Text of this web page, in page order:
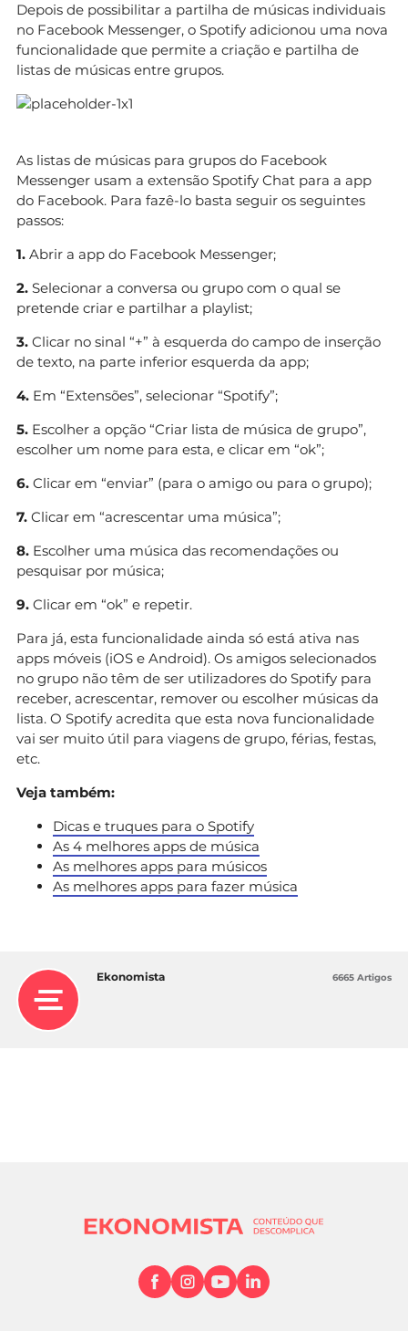
Depois de possibilitar a partilha de músicas individuais
no Facebook Messenger, o Spotify adicionou uma nova
funcionalidade que permite a criação e partilha de
listas de músicas entre grupos.
As listas de músicas para grupos do Facebook
Messenger usam a extensão Spotify Chat para a app
do Facebook. Para fazê-lo basta seguir os seguintes
passos:
1. Abrir a app do Facebook Messenger;
2. Selecionar a conversa ou grupo com o qual se
pretende criar e partilhar a playlist;
3. Clicar no sinal “+” à esquerda do campo de inserção
de texto, na parte inferior esquerda da app;
4. Em “Extensões”, selecionar “Spotify”;
5. Escolher a opção “Criar lista de música de grupo”,
escolher um nome para esta, e clicar em “ok”;
6. Clicar em “enviar” (para o amigo ou para o grupo);
7. Clicar em “acrescentar uma música”;
8. Escolher uma música das recomendações ou
pesquisar por música;
9. Clicar em “ok” e repetir.
Para já, esta funcionalidade ainda só está ativa nas
apps móveis (iOS e Android). Os amigos selecionados
no grupo não têm de ser utilizadores do Spotify para
receber, acrescentar, remover ou escolher músicas da
lista. O Spotify acredita que esta nova funcionalidade
vai ser muito útil para viagens de grupo, férias, festas,
etc.
Veja também:
Dicas e truques para o Spotify
As 4 melhores apps de música
As melhores apps para músicos
As melhores apps para fazer música
Ekonomista 6665 Artigos